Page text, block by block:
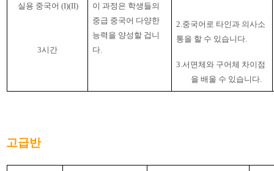
실용 중국어 (I)(II)
3시간
이 과정은 학생들의
중급 중국어 다양한
능력을 양성할 겁니
다.
2. 중국어로 타인과 의사소
통을 할 수 있습니다.
3.서면체와 구어체 차이점
을 배울 수 있습니다.
고급반